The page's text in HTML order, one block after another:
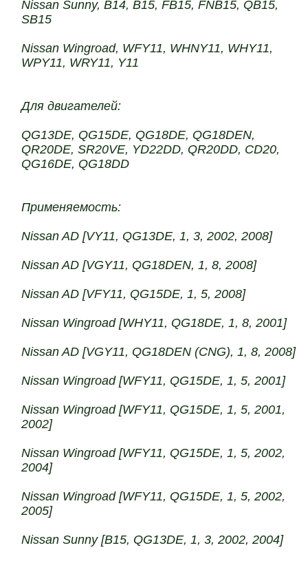
Nissan Sunny, B14, B15, FB15, FNB15, QB15,
SB15
Nissan Wingroad, WFY11, WHNY11, WHY11,
WPY11, WRY11, Y11
Для двигателей:
QG13DE, QG15DE, QG18DE, QG18DEN,
QR20DE, SR20VE, YD22DD, QR20DD, CD20,
QG16DE, QG18DD
Применяемость:
Nissan AD [VY11, QG13DE, 1, 3, 2002, 2008]
Nissan AD [VGY11, QG18DEN, 1, 8, 2008]
Nissan AD [VFY11, QG15DE, 1, 5, 2008]
Nissan Wingroad [WHY11, QG18DE, 1, 8, 2001]
Nissan AD [VGY11, QG18DEN (CNG), 1, 8, 2008]
Nissan Wingroad [WFY11, QG15DE, 1, 5, 2001]
Nissan Wingroad [WFY11, QG15DE, 1, 5, 2001,
2002]
Nissan Wingroad [WFY11, QG15DE, 1, 5, 2002,
2004]
Nissan Wingroad [WFY11, QG15DE, 1, 5, 2002,
2005]
Nissan Sunny [B15, QG13DE, 1, 3, 2002, 2004]